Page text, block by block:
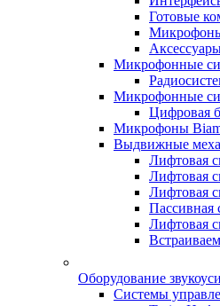
Готовые
Микрофонные
Микрофонные
Цифровая
Микрофоны
Выдвижные
Лифтовая
Лифтовая
Лифтовая
Пассивная
Лифтовая
Оборудование
Системы